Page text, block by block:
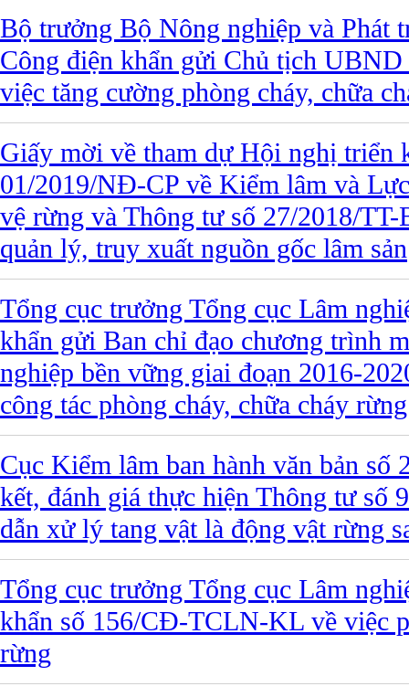
Bộ trưởng Bộ Nông nghiệp và Phát
Công điện khẩn gửi Chủ tịch UBND
việc tăng cường phòng cháy, chữa
Giấy mời về tham dự Hội nghị triển
01/2019/NĐ-CP về Kiểm lâm và
vệ rừng và Thông tư số 27/2018/
quản lý, truy xuất nguồn gốc lâm sản
Tổng cục trưởng Tổng cục Lâm
khẩn gửi Ban chỉ đạo chương trình
nghiệp bền vững giai đoạn 2016-
công tác phòng cháy, chữa cháy
Cục Kiểm lâm ban hành văn bản
kết, đánh giá thực hiện Thông tư số
dẫn xử lý tang vật là động vật rừng
Tổng cục trưởng Tổng cục Lâm
khẩn số 156/CĐ-TCLN-KL về việc
rừng